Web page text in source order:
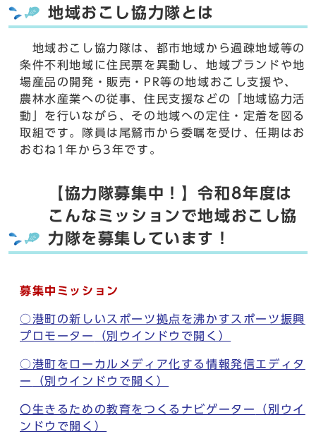
地域おこし協力隊とは
地域おこし協力隊は、都市地域から過疎地域等の
条件不利地域に住民票を異動し、地域ブランドや地
場産品の開発・販売・PR等の地域おこし支援や、
農林水産業への従事、住民支援などの「地域協力活
動」を行いながら、その地域への定住・定着を図る
取組です。隊員は尾鷲市から委嘱を受け、任期はお
おむね1年から3年です。
【協力隊募集中！】令和8年度は
こんなミッションで地域おこし協
力隊を募集しています！
募集中ミッション
○港町の新しいスポーツ拠点を沸かすスポーツ振興
プロモーター
（別ウインドウで開く）
○港町をローカルメディア化する情報発信エディタ
ー
（別ウインドウで開く）
〇生きるための教育をつくるナビゲーター
（別ウイ
ンドウで開く）